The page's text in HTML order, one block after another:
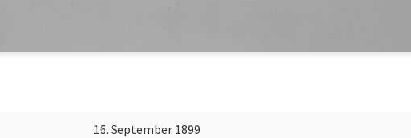
16. September 1899